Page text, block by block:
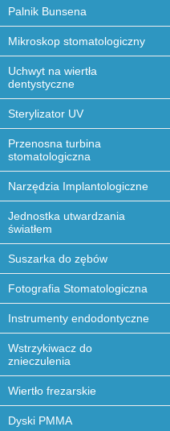
Palnik Bunsena
Mikroskop stomatologiczny
Uchwyt na wiertła
dentystyczne
Sterylizator UV
Przenosna turbina
stomatologiczna
Narzędzia Implantologiczne
Jednostka utwardzania
światłem
Suszarka do zębów
Fotografia Stomatologiczna
Instrumenty endodontyczne
Wstrzykiwacz do
znieczulenia
Wiertło frezarskie
Dyski PMMA